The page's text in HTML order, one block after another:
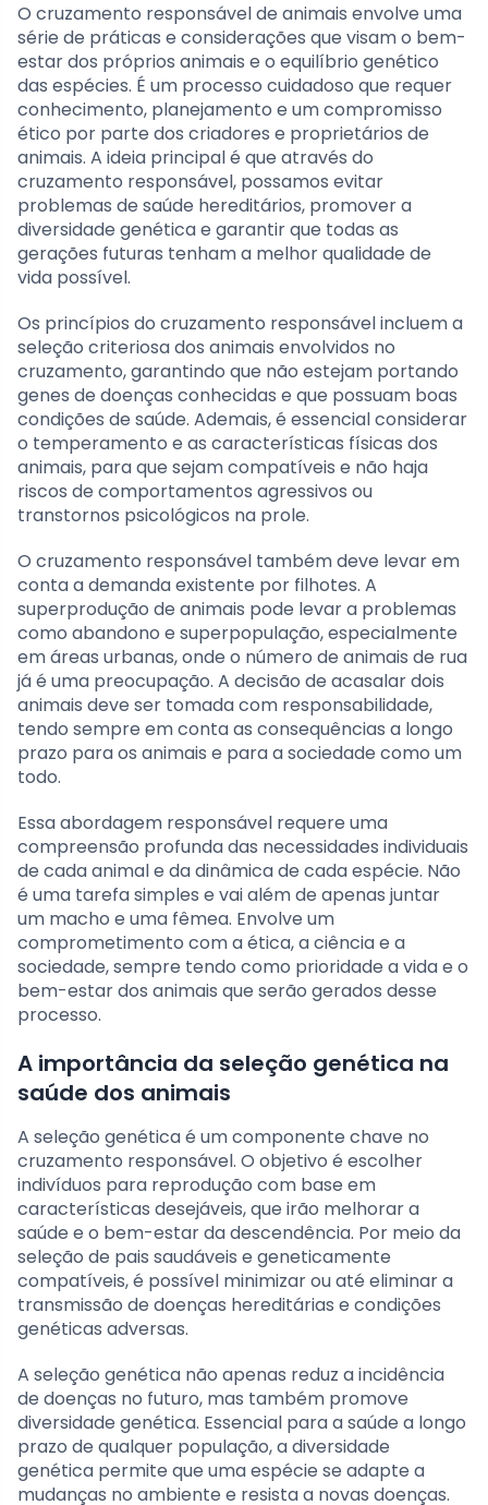
O cruzamento responsável de animais envolve uma
série de práticas e considerações que visam o bem-
estar dos próprios animais e o equilíbrio genético
das espécies. É um processo cuidadoso que requer
conhecimento, planejamento e um compromisso
ético por parte dos criadores e proprietários de
animais. A ideia principal é que através do
cruzamento responsável, possamos evitar
problemas de saúde hereditários, promover a
diversidade genética e garantir que todas as
gerações futuras tenham a melhor qualidade de
vida possível.
Os princípios do cruzamento responsável incluem a
seleção criteriosa dos animais envolvidos no
cruzamento, garantindo que não estejam portando
genes de doenças conhecidas e que possuam boas
condições de saúde. Ademais, é essencial considerar
o temperamento e as características físicas dos
animais, para que sejam compatíveis e não haja
riscos de comportamentos agressivos ou
transtornos psicológicos na prole.
O cruzamento responsável também deve levar em
conta a demanda existente por filhotes. A
superprodução de animais pode levar a problemas
como abandono e superpopulação, especialmente
em áreas urbanas, onde o número de animais de rua
já é uma preocupação. A decisão de acasalar dois
animais deve ser tomada com responsabilidade,
tendo sempre em conta as consequências a longo
prazo para os animais e para a sociedade como um
todo.
Essa abordagem responsável requere uma
compreensão profunda das necessidades individuais
de cada animal e da dinâmica de cada espécie. Não
é uma tarefa simples e vai além de apenas juntar
um macho e uma fêmea. Envolve um
comprometimento com a ética, a ciência e a
sociedade, sempre tendo como prioridade a vida e o
bem-estar dos animais que serão gerados desse
processo.
A importância da seleção genética na
saúde dos animais
A seleção genética é um componente chave no
cruzamento responsável. O objetivo é escolher
indivíduos para reprodução com base em
características desejáveis, que irão melhorar a
saúde e o bem-estar da descendência. Por meio da
seleção de pais saudáveis e geneticamente
compatíveis, é possível minimizar ou até eliminar a
transmissão de doenças hereditárias e condições
genéticas adversas.
A seleção genética não apenas reduz a incidência
de doenças no futuro, mas também promove
diversidade genética. Essencial para a saúde a longo
prazo de qualquer população, a diversidade
genética permite que uma espécie se adapte a
mudanças no ambiente e resista a novas doenças.